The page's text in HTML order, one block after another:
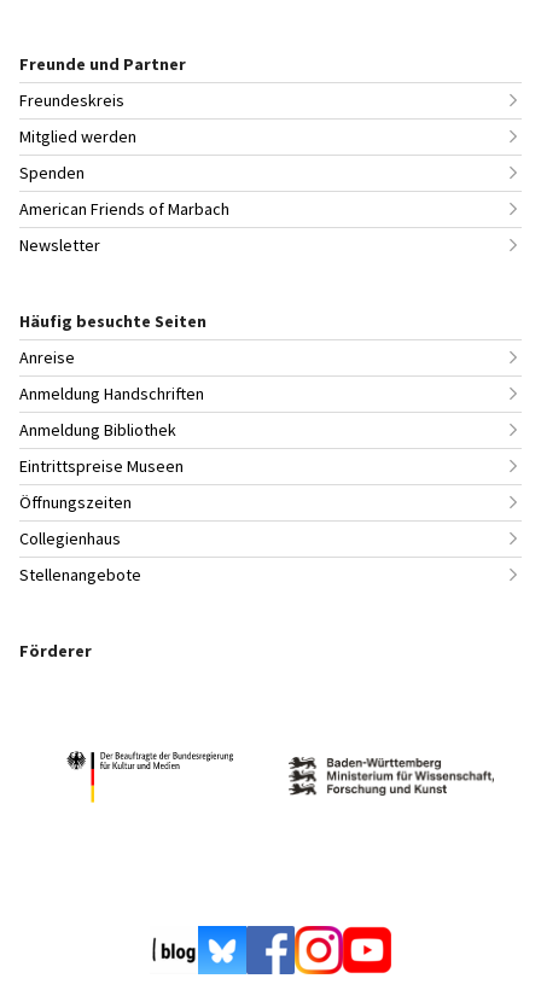
Freunde und Partner
Freundeskreis
Mitglied werden
Spenden
American Friends of Marbach
Newsletter
Häufig besuchte Seiten
Anreise
Anmeldung Handschriften
Anmeldung Bibliothek
Eintrittspreise Museen
Öffnungszeiten
Collegienhaus
Stellenangebote
Förderer